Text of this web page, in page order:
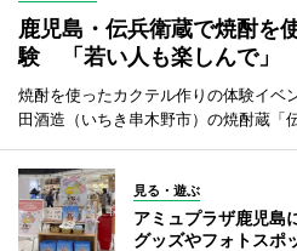
鹿児島・伝兵衛蔵で焼酎を
験 「若い人も楽しんで」
焼酎を使ったカクテル作りの体験イベ
田酒造（いちき串木野市）の焼酎蔵「
見る・遊ぶ
アミュプラザ鹿児
グッズやフォトスポ